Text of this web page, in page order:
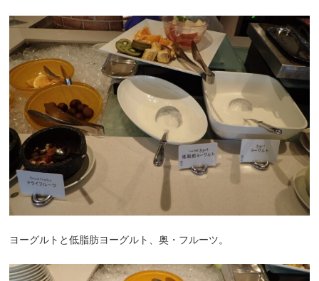
ヨーグルトと低脂肪ヨーグルト、奥・フルーツ。